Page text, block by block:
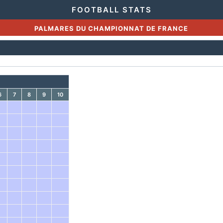
FOOTBALL STATS
PALMARES DU CHAMPIONNAT DE FRANCE
7 8 9 10